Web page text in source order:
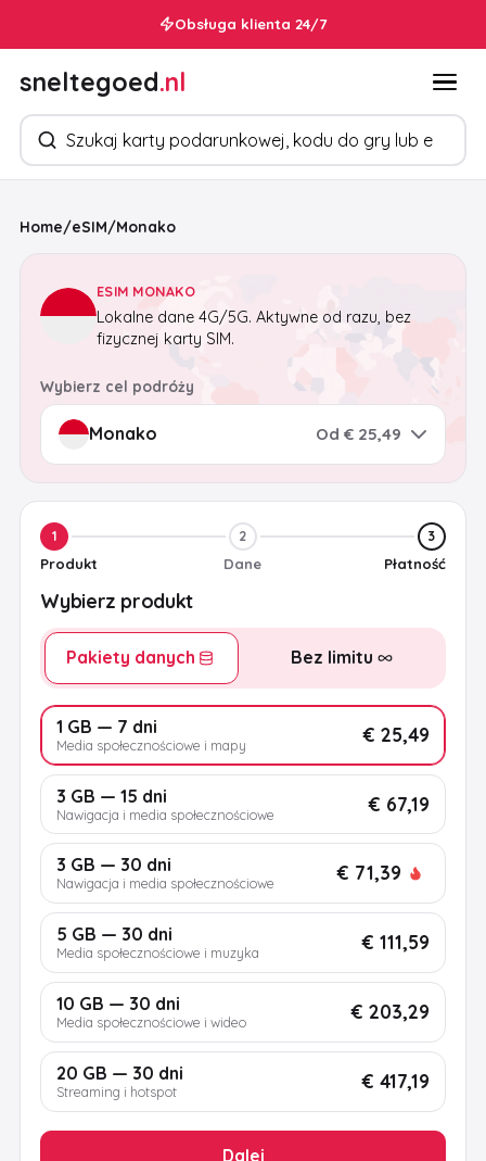
Obsługa klienta 24/7
sneltegoed.nl
Szukaj produktów
Home/eSIM/Monako
ESIM MONAKO
Lokalne dane 4G/5G. Aktywne od razu, bez
fizycznej karty SIM.
Wybierz cel podróży
Od € 25,49
1
Produkt
2
Dane
3
Płatność
Wybierz produkt
Pakiety danych Bez limitu
1 GB — 7 dni
Media społecznościowe i mapy € 25,49
3 GB — 15 dni
Nawigacja i media społecznościowe € 67,19
3 GB — 30 dni
Nawigacja i media społecznościowe € 71,39
5 GB — 30 dni
Media społecznościowe i muzyka € 111,59
10 GB — 30 dni
Media społecznościowe i wideo € 203,29
20 GB — 30 dni
Streaming i hotspot € 417,19
Dalej